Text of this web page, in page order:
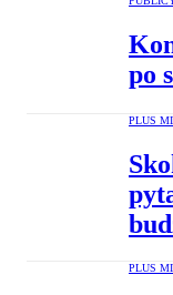
po
PLUS
PLUS